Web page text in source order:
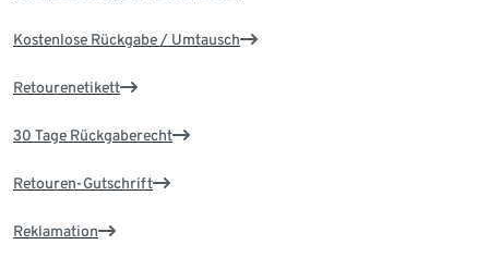
Kostenlose Rückgabe / Umtausch
Retourenetikett
30 Tage Rückgaberecht
Retouren-Gutschrift
Reklamation